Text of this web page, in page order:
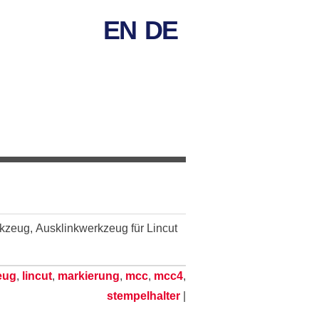
EN DE
Ausklinkwerkzeug für Lincut
, lincut, markierung, mcc, mcc4,
stempelhalter